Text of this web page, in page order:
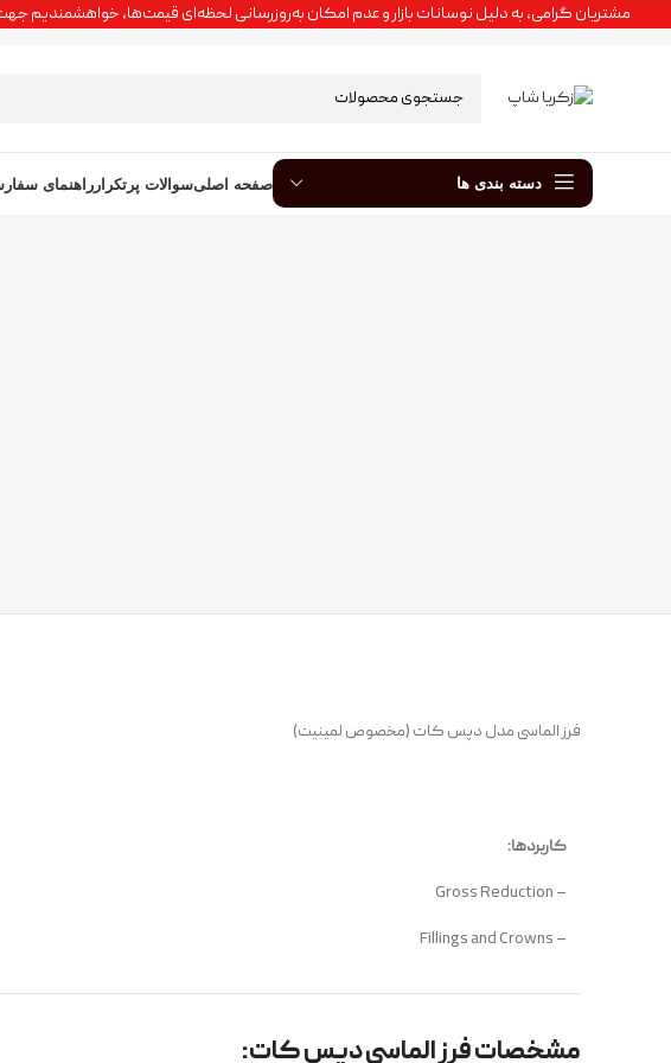
مشتریان گرامی، به دلیل نوسانات بازار و عدم امکان به‌روزرسانی لحظه‌ای قیمت‌ها، خواهشمندیم
دسته بندی ها صفحه اصلیسوالات پرتکرار راهنمای
فرز الماسی مدل دپس کات (مخصوص لمینیت)
کاربردها:
– Gross Reduction
– Fillings and Crowns
مشخصات فرز الماسی دپس کات: